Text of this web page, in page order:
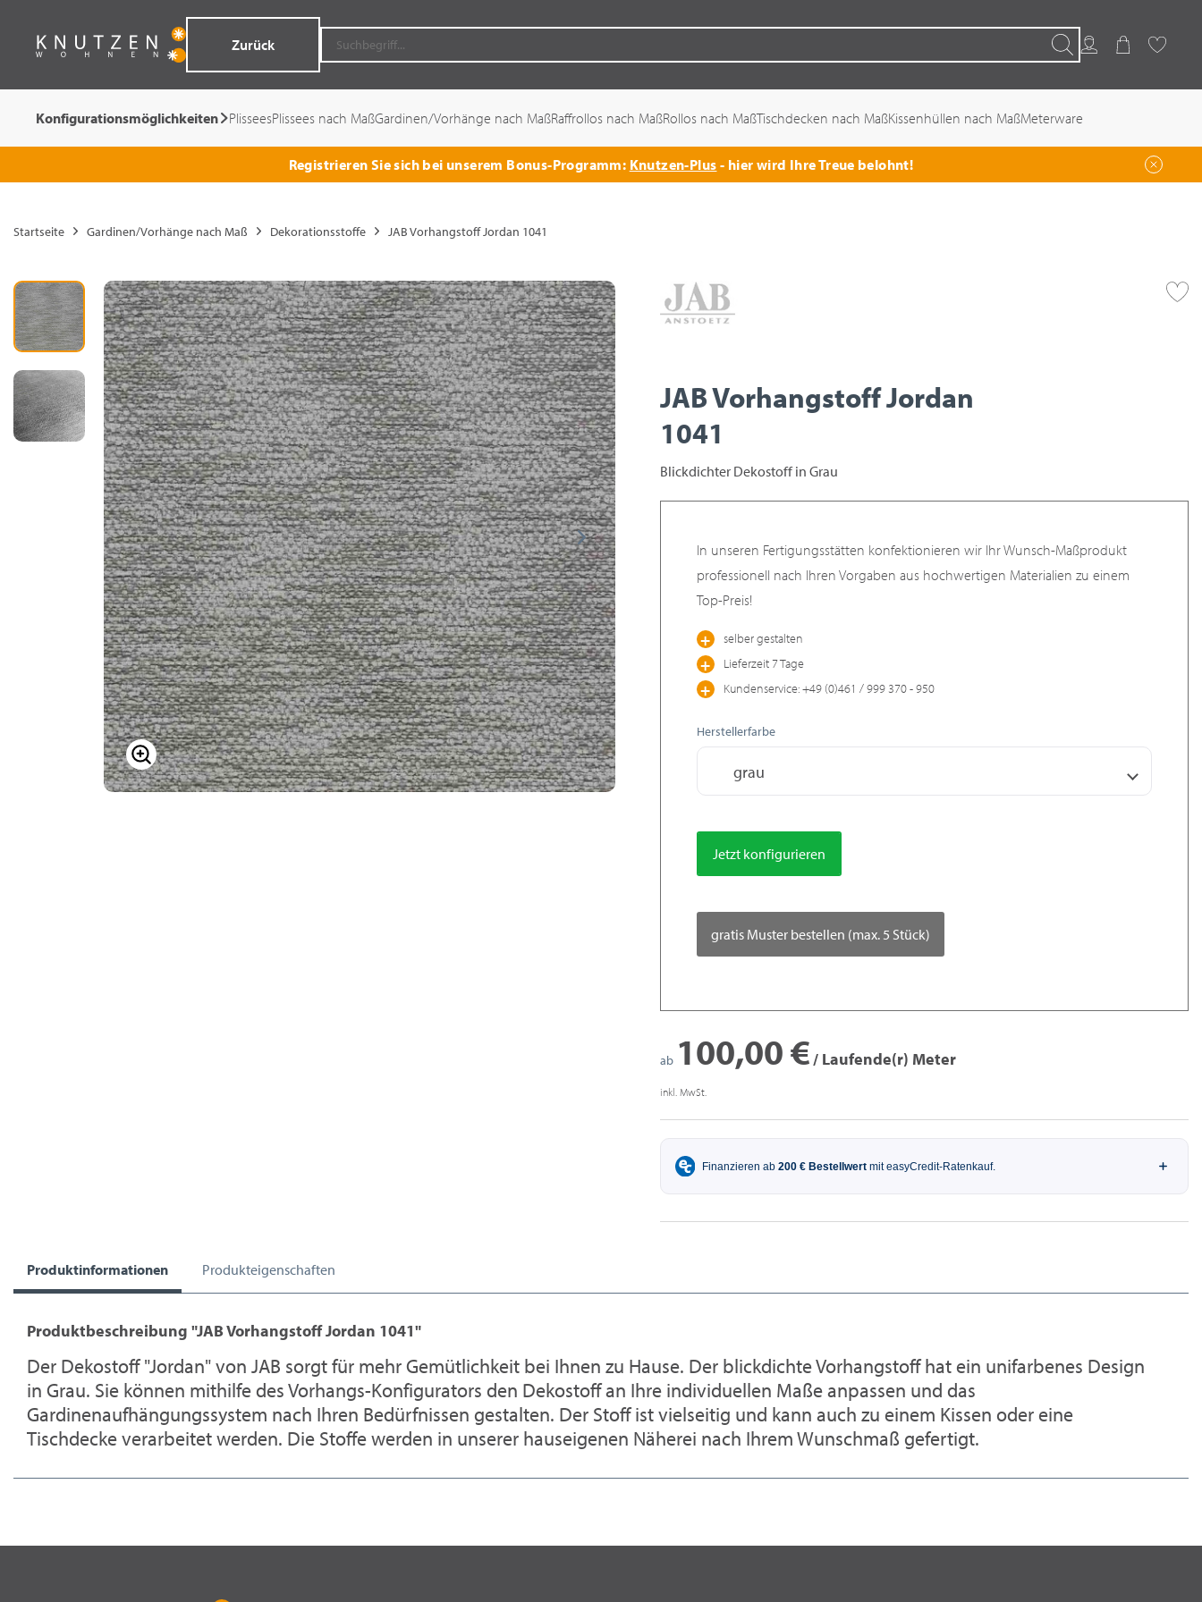
Zurück SuchenKundenkonto
WarenkorbFavoriten
Konfigurationsmöglichkeiten PlisseesPlissees nach MaßGardinen/Vorhänge nach MaßRaffrollos nach MaßRollos nach MaßTischdecken nach MaßKissenhüllen nach MaßMeterware
Registrieren Sie sich bei unserem Bonus-Programm: Knutzen-Plus - hier wird Ihre Treue belohnt!
Startseite Gardinen/Vorhänge nach Maß Dekorationsstoffe JAB Vorhangstoff Jordan 1041
JAB Vorhangstoff Jordan
1041
Blickdichter Dekostoff in Grau
In unseren Fertigungsstätten konfektionieren wir Ihr Wunsch-Maßprodukt
professionell nach Ihren Vorgaben aus hochwertigen Materialien zu einem
Top-Preis!
selber gestalten
Lieferzeit 7 Tage
Kundenservice: +49 (0)461 / 999 370 - 950
Herstellerfarbe
grau
Jetzt konfigurieren
gratis Muster bestellen (max. 5 Stück)
ab 100,00 €/ Laufende(r) Meter
inkl. MwSt.
Produktinformationen Produkteigenschaften
Produktbeschreibung "JAB Vorhangstoff Jordan 1041"
Der Dekostoff "Jordan" von JAB sorgt für mehr Gemütlichkeit bei Ihnen zu Hause. Der blickdichte Vorhangstoff hat ein unifarbenes Design
in Grau. Sie können mithilfe des Vorhangs-Konfigurators den Dekostoff an Ihre individuellen Maße anpassen und das
Gardinenaufhängungssystem nach Ihren Bedürfnissen gestalten. Der Stoff ist vielseitig und kann auch zu einem Kissen oder eine
Tischdecke verarbeitet werden. Die Stoffe werden in unserer hauseigenen Näherei nach Ihrem Wunschmaß gefertigt.